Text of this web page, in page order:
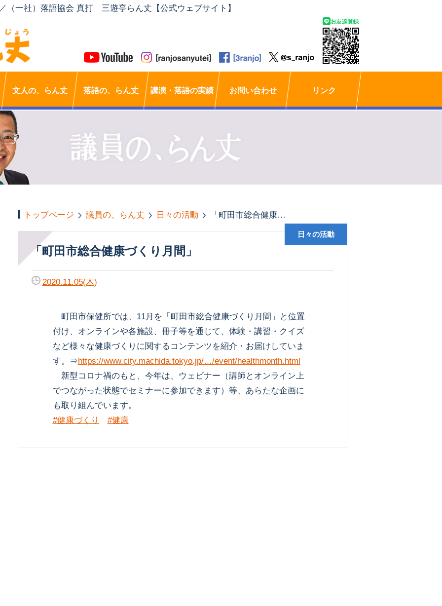
（一社）落語協会 真打 三遊亭らん丈【公式ウェブサイト】
文人の、らん丈 落語の、らん丈 講演・落語の実績 お問い合わせ リンク
トップページ 議員の、らん丈 日々の活動 「町田市総合健康づくり月間」
「町田市総合健康づくり月間」
日々の活動
2020.11.05(木)
町田市保健所では、11月を「町田市総合健康づくり月間」と位置
付け、オンラインや各施設、冊子等を通じて、体験・講習・クイズ
など様々な健康づくりに関するコンテンツを紹介・お届けしていま
す。⇒https://www.city.machida.tokyo.jp/…/event/healthmonth.html
新型コロナ禍のもと、今年は、ウェビナー（講師とオンライン上
でつながった状態でセミナーに参加できます）等、あらたな企画に
も取り組んでいます。
#健康づくり
#健康